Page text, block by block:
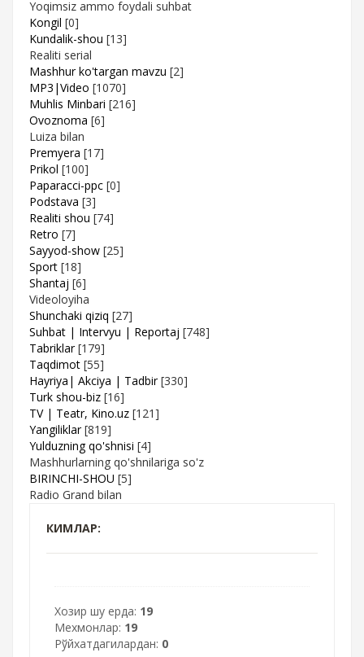
Yoqimsiz ammo foydali suhbat
Kongil [0]
Kundalik-shou [13]
Realiti serial
Mashhur ko'targan mavzu [2]
MP3|Video [1070]
Muhlis Minbari [216]
Ovoznoma [6]
Luiza bilan
Premyera [17]
Prikol [100]
Paparacci-ppc [0]
Podstava [3]
Realiti shou [74]
Retro [7]
Sayyod-show [25]
Sport [18]
Shantaj [6]
Videoloyiha
Shunchaki qiziq [27]
Suhbat | Intervyu | Reportaj [748]
Tabriklar [179]
Taqdimot [55]
Hayriya| Akciya | Tadbir [330]
Turk shou-biz [16]
TV | Teatr, Kino.uz [121]
Yangiliklar [819]
Yulduzning qo'shnisi [4]
Mashhurlarning qo'shnilariga so'z
BIRINCHI-SHOU [5]
Radio Grand bilan
КИМЛАР:
Хозир шу ерда: 19
Мехмонлар: 19
Рўйхатдагилардан: 0